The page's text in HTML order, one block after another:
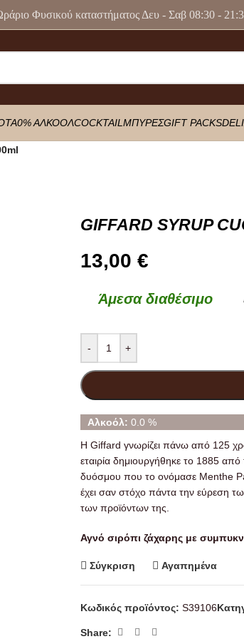
Φυσικού καταστήματος Δευ - Σαβ 08:30 -
0% ΑΛΚΟΟΛCOCKTAIL ΜΠΥΡΕΣGIFT PACKSDELI
GIFFARD SYRUP
13,00 €
Άμεσα διαθέσιμο
- +
Αλκοόλ: 0.0 %
Η Giffard γνωρίζει πάνω από 125
εταιρία δημιουργήθηκε το 1885
δυόσμου που το ονόμασε Menthe
έχει σαν στόχο πάντα την εύρεση
των προϊόντων της.
Αγνό σιρόπι ζάχαρης με
Σύγκριση Αγαπημένα
Κωδικός προϊόντος: S39106
Share: